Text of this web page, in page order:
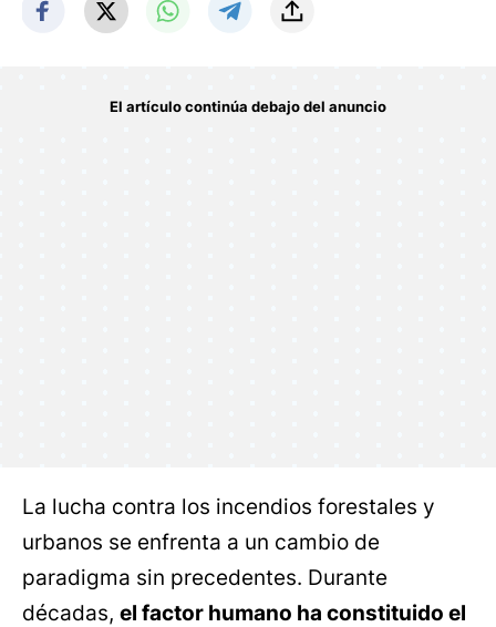
La lucha contra los incendios forestales y
urbanos se enfrenta a un cambio de
paradigma sin precedentes. Durante
décadas, el factor humano ha constituido el